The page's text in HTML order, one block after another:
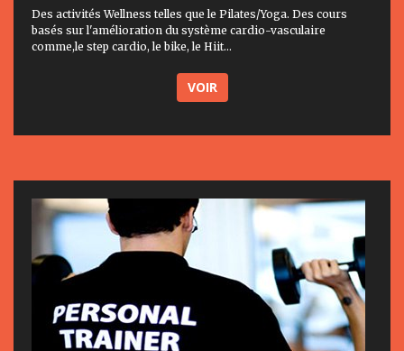
Des activités Wellness telles que le Pilates/Yoga. Des cours
basés sur l'amélioration du système cardio-vasculaire
comme,le step cardio, le bike, le Hiit...
VOIR